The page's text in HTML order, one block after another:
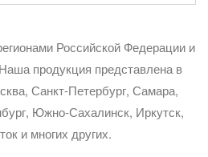
Российской Федерации и
продукция представлена в
Санкт-Петербург, Самара,
Южно-Сахалинск, Иркутск,
и многих других.